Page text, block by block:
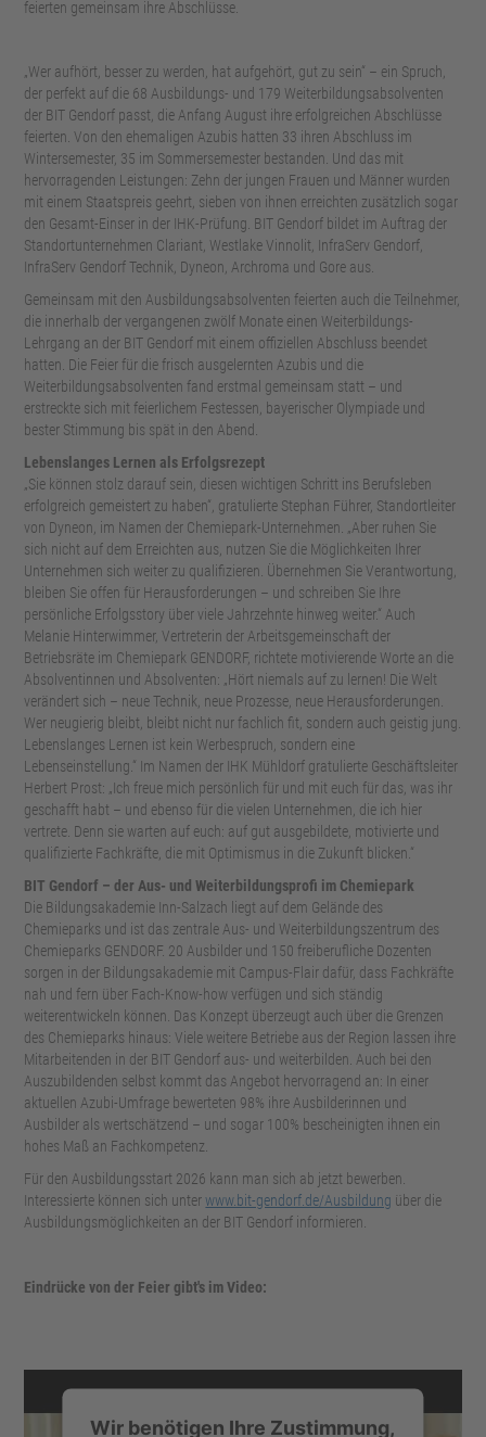
feierten gemeinsam ihre Abschlüsse.
„Wer aufhört, besser zu werden, hat aufgehört, gut zu sein“ – ein Spruch,
der perfekt auf die 68 Ausbildungs- und 179 Weiterbildungsabsolventen
der BIT Gendorf passt, die Anfang August ihre erfolgreichen Abschl üsse
feierten. Von den ehemaligen Azubis hatten 33 ihren Abschluss im
Wintersemester, 35 im Sommersemester bestanden. Und das mit
hervorragenden Leistungen: Zehn der jungen Frauen und Männer wurden
mit einem Staatspreis geehrt, sieben von ihnen erreichten zusätzlich sogar
den Gesamt-Einser in der IHK-Prüfung. BIT Gendorf bildet im Auftrag der
Standortunternehmen Clariant, Westlake Vinnolit, InfraServ Gendorf,
InfraServ Gendorf Technik, Dyneon,Archroma und Gore aus.
Gemeinsam mit den Ausbildungsabsolventen feierten auch die Teilnehmer,
die innerhalb der vergangenen zwölf Monate einen Weiterbildungs-
Lehrgang an der BIT Gendorf mit einem offiziellen Abschluss beendet
hatten. Die Feier für die frisch ausgelernten Azubis und die
Weiterbildungsabsolventen fand erstmal gemeinsam statt – und
erstreckte sich mit feierlichem Festessen, bayerischer Olympiade und
bester Stimmung bis spät in den Abend.
Lebenslanges Lernen als Erfolgsrezept
„Sie können stolz darauf sein, diesen wichtigen Schritt ins Berufsleben
erfolgreich gemeistert zu haben“, gratulierte Stephan Führer, Standortleiter
von Dyneon, im Namen der Chemiepark-Unternehmen. „Aber ruhen Sie
sich nicht auf dem Erreichten aus, nutzen Sie die Möglichkeiten Ihrer
Unternehmen sich weiter zu qualifizieren. Übernehmen Sie Verantwortung,
bleiben Sie offen für Herausforderungen – und schreiben Sie Ihre
persönliche Erfolgsstory über viele Jahrzehnte hinweg weiter.“ Auch
Melanie Hinterwimmer, Vertreterin der Arbeitsgemeinschaft der
Betriebsräte im Chemiepark GENDORF, richtete motivierende Worte an die
Absolventinnen und Absolventen: „Hört niemals auf zu lernen! Die Welt
verändert sich – neue Technik, neue Prozesse, neue Herausforderungen.
Wer neugierig bleibt, bleibt nicht nur fachlich fit, sondern auch geistig jung.
Lebenslanges Lernen ist kein Werbespruch, sondern eine
Lebenseinstellung.“ Im Namen der IHK Mühldorf gratulierte Geschäftsleiter
Herbert Prost: „Ich freue mich persönlich für und mit euch für das, was ihr
geschafft habt – und ebenso für die vielen Unternehmen, die ich hier
vertrete. Denn sie warten auf euch: auf gut ausgebildete, motivierte und
qualifizierte Fachkräfte, die mit Optimismus in die Zukunft blicken.“
BIT Gendorf – der Aus- und Weiterbildungsprofi im Chemiepark
Die Bildungsakademie Inn-Salzach liegt auf dem Gel ände des
Chemieparks und ist das zentrale Aus- und Weiterbildungszentrum des
Chemieparks GENDORF. 20 Ausbilder und 150 freiberufliche Dozenten
sorgen in der Bildungsakademie mit Campus-Flair dafür, dass Fachkräfte
nah und fern über Fach-Know-how verfügen und sich ständig
weiterentwickeln können. Das Konzept überzeugt auch über die Grenzen
des Chemieparks hinaus: Viele weitere Betriebe aus der Region lassen ihre
Mitarbeitenden in der BIT Gendorf aus- und weiterbilden. Auch bei den
Auszubildenden selbst kommt das Angebot hervorragend an: In einer
aktuellen Azubi-Umfrage bewerteten 98% ihre Ausbilderinnen und
Ausbilder als wertschätzend – und sogar 100% bescheinigten ihnen ein
hohes Maß an Fachkompetenz.
Für den Ausbildungsstart 2026 kann man sich ab jetzt bewerben.
Interessierte können sich unterwww.bit-gendorf.de/Ausbildung über die
Ausbildungsmöglichkeiten an der BIT Gendorf informieren.
Eindrücke von der Feier gibt's im Video:
Wir benötigen Ihre Zustimmung,